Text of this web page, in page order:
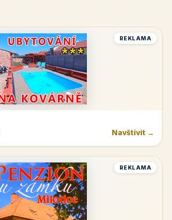
REKLAMA
Navštívit →
REKLAMA